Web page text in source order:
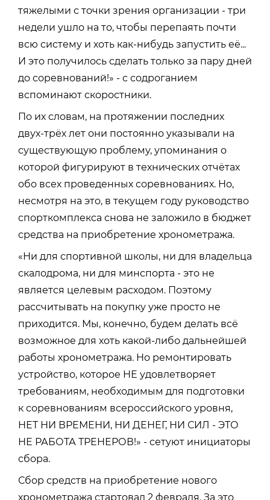
тяжелыми с точки зрения организации - три
недели ушло на то, чтобы перепаять почти
всю систему и хоть как-нибудь запустить её...
И это получилось сделать только за пару дней
до соревнований!» - с содроганием
вспоминают скоростники.
По их словам, на протяжении последних
двух-трёх лет они постоянно указывали на
существующую проблему, упоминания о
которой фигурируют в технических отчётах
обо всех проведенных соревнованиях. Но,
несмотря на это, в текущем году руководство
спорткомплекса снова не заложило в бюджет
средства на приобретение хронометража.
«Ни для спортивной школы, ни для владельца
скалодрома, ни для минспорта - это не
является целевым расходом. Поэтому
рассчитывать на покупку уже просто не
приходится. Мы, конечно, будем делать всё
возможное для хоть какой-либо дальнейшей
работы хронометража. Но ремонтировать
устройство, которое НЕ удовлетворяет
требованиям, необходимым для подготовки
к соревнованиям всероссийского уровня,
НЕТ НИ ВРЕМЕНИ, НИ ДЕНЕГ, НИ СИЛ - ЭТО
НЕ РАБОТА ТРЕНЕРОВ!» - сетуют инициаторы
сбора.
Сбор средств на приобретение нового
хронометража стартовал 2 февраля. За это